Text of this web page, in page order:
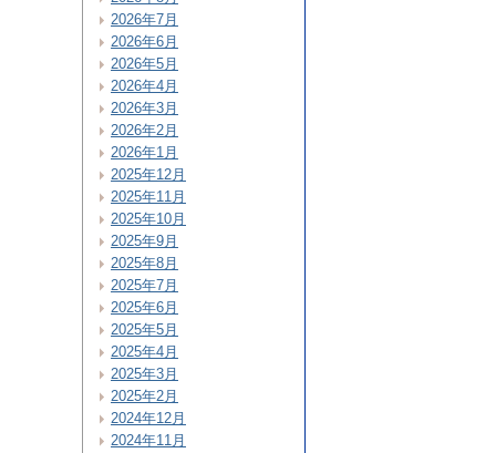
2026年7月
2026年6月
2026年5月
2026年4月
2026年3月
2026年2月
2026年1月
2025年12月
2025年11月
2025年10月
2025年9月
2025年8月
2025年7月
2025年6月
2025年5月
2025年4月
2025年3月
2025年2月
2024年12月
2024年11月